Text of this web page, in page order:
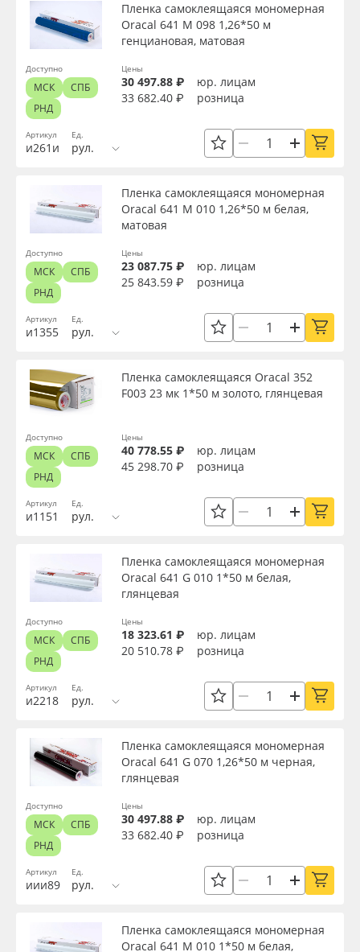
Артикул
и261и
Пленка самоклеящаяся мономерная
Oracal 641 M 098 1,26*50 м
генциановая, матовая
Ед.
рул.
Цены
30 497.88 ₽
юр. лицам
33 682.40 ₽
розница
Доступно
МСК
СПБ
РНД
Артикул
и1355
Пленка самоклеящаяся мономерная
Oracal 641 M 010 1,26*50 м белая,
матовая
Ед.
рул.
Цены
23 087.75 ₽
юр. лицам
25 843.59 ₽
розница
Доступно
МСК
СПБ
РНД
Артикул
и1151
Пленка самоклеящаяся Oracal 352
F003 23 мк 1*50 м золото, глянцевая
Ед.
рул.
Цены
40 778.55 ₽
юр. лицам
45 298.70 ₽
розница
Доступно
МСК
СПБ
РНД
Артикул
и2218
Пленка самоклеящаяся мономерная
Oracal 641 G 010 1*50 м белая,
глянцевая
Ед.
рул.
Цены
18 323.61 ₽
юр. лицам
20 510.78 ₽
розница
Доступно
МСК
СПБ
РНД
Артикул
иии89
Пленка самоклеящаяся мономерная
Oracal 641 G 070 1,26*50 м черная,
глянцевая
Ед.
рул.
Цены
30 497.88 ₽
юр. лицам
33 682.40 ₽
розница
Доступно
МСК
СПБ
РНД
Пленка самоклеящаяся мономерная
Oracal 641 M 010 1*50 м белая,